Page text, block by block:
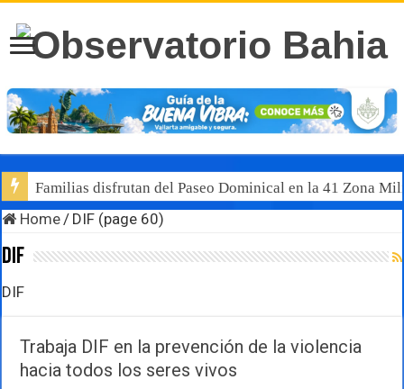
Familias disfrutan del Paseo Dominical en la 41 Zona
Luis Munguía destaca, junto al gobernador Pablo
Home / DIF (page 60)
DIF
DIF
Trabaja DIF en la prevención de la violencia
hacia todos los seres vivos